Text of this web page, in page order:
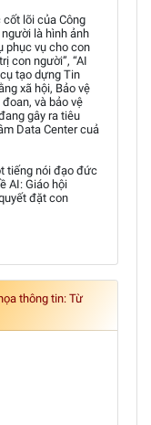
lõi của Công
là hình ảnh
phục vụ cho con
con người”, “AI
tạo dựng Tin
xã hội, Bảo vệ
và bảo vệ
gây ra tiêu
Data Center cuả
tiếng nói đạo đức
AI: Giáo hội
đặt con
thông tin: Từ